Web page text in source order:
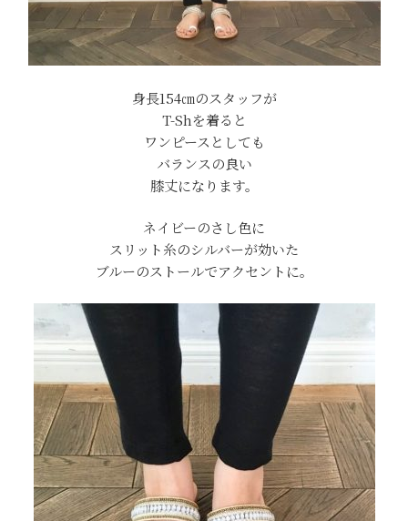
身長154㎝のスタッフが
T-Shを着ると
ワンピースとしても
バランスの良い
膝丈になります。
ネイビーのさし色に
スリット糸のシルバーが効いた
ブルーのストールでアクセントに。